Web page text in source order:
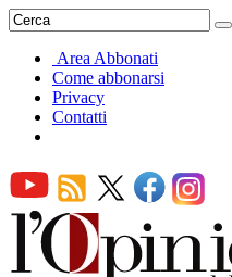
Area Abbonati
Come abbonarsi
Privacy
Contatti